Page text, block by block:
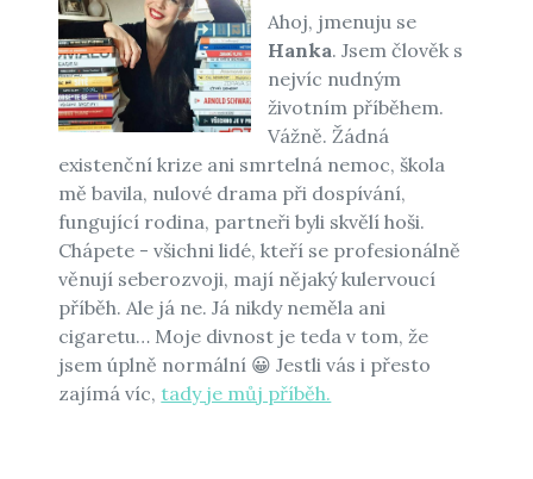
Ahoj, jmenuju se
Hanka. Jsem člověk s
nejvíc nudným
životním příběhem.
Vážně. Žádná
existenční krize ani smrtelná nemoc, škola
mě bavila, nulové drama při dospívání,
fungující rodina, partneři byli skvělí hoši.
Chápete - všichni lidé, kteří se profesionálně
věnují seberozvoji, mají nějaký kulervoucí
příběh. Ale já ne. Já nikdy neměla ani
cigaretu… Moje divnost je teda v tom, že
jsem úplně normální 😀 Jestli vás i přesto
zajímá víc, tady je můj příběh.